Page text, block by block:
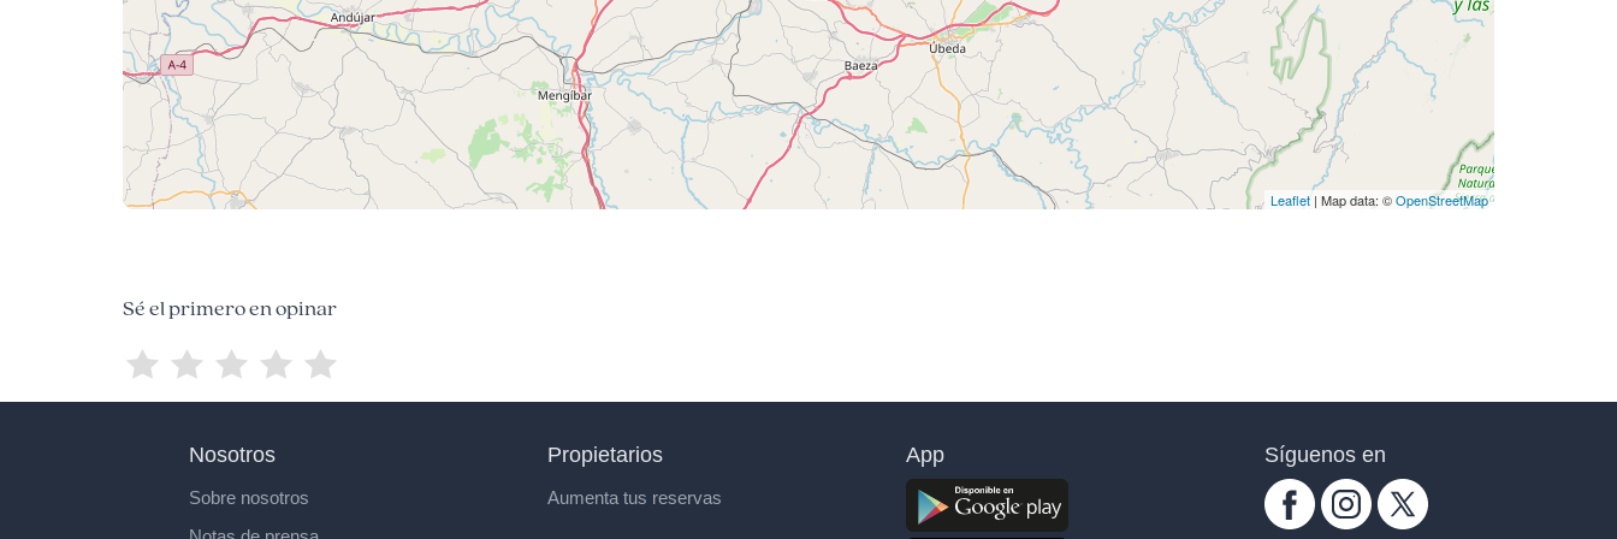
Leaflet | Map data: ©OpenStreetMap
Sé el primero en opinar
Nosotros
Sobre nosotros
Propietarios
Aumenta tus reservas
App Síguenos en